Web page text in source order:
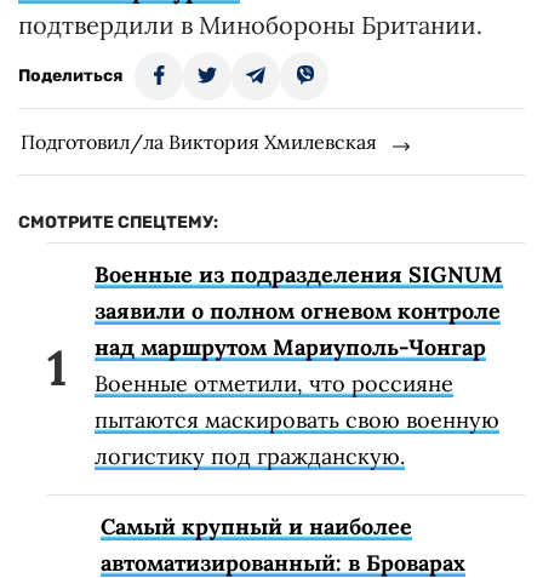
подтвердили в Минобороны Британии.
Поделиться
Подготовил/ла Виктория Хмилевская
СМОТРИТЕ СПЕЦТЕМУ:
Военные из подразделения SIGNUM
заявили о полном огневом контроле
над маршрутом Мариуполь-Чонгар
Военные отметили, что россияне
пытаются маскировать свою военную
логистику под гражданскую.
Самый крупный и наиболее
автоматизированный: в Броварах